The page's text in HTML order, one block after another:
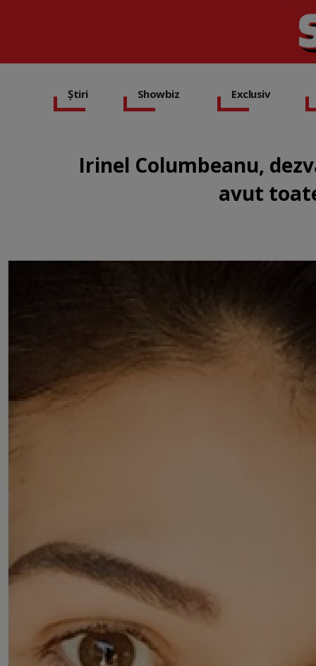
Știri Showbiz Exclusiv
Irinel Columbeanu,
avut